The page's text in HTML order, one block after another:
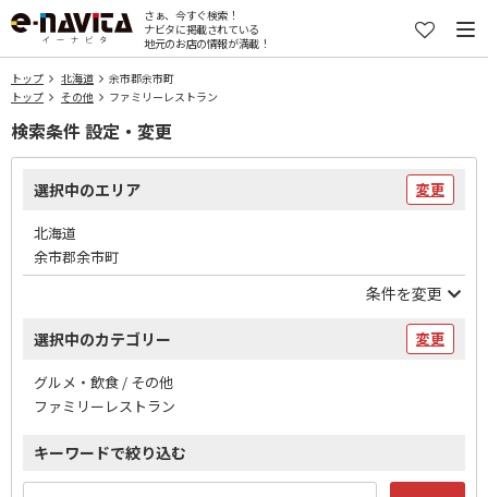
さぁ、今すぐ検索！
ナビタに掲載されている
地元のお店の情報が満載！
トップ 北海道
余市郡余市町
トップ
その他 ファミリーレストラン
検索条件 設定・変更
選択中のエリア 変更
北海道
余市郡余市町
条件を変更
選択中のカテゴリー 変更
グルメ・飲食 / その他
ファミリーレストラン
キーワードで絞り込む